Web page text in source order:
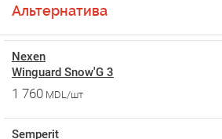
Альтернатива
Nexen
Winguard Snow'G 3
1 760 MDL/шт
Semperit